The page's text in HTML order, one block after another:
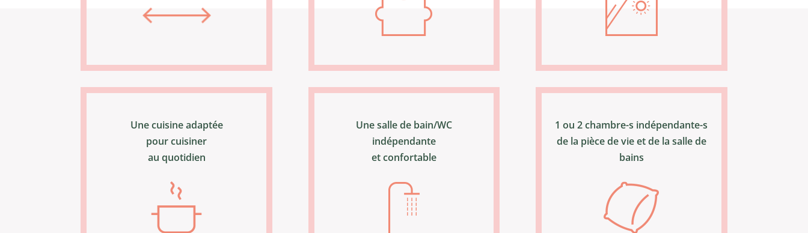
Une cuisine adaptée
pour cuisiner
au quotidien
Une salle de bain/WC
indépendante
et confortable
1 ou 2 chambre-s indépendante-s
de la pièce de vie et de la salle de
bains